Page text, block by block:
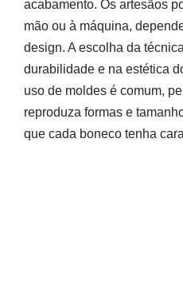
acabamento. Os artesãos
mão ou à máquina,
design. A escolha da
durabilidade e na estética
uso de moldes é comum,
reproduza formas e
que cada boneco tenha